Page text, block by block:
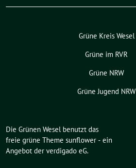
Grüne Kreis Wesel
Grüne im RVR
Grüne NRW
Grüne Jugend NRW
Die Grünen Wesel benutzt das
freie grüne Theme sunflower ‐ ein
Angebot der verdigado eG.